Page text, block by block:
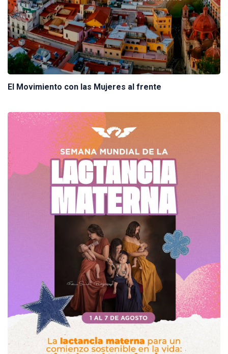
El Movimiento con las Mujeres al frente